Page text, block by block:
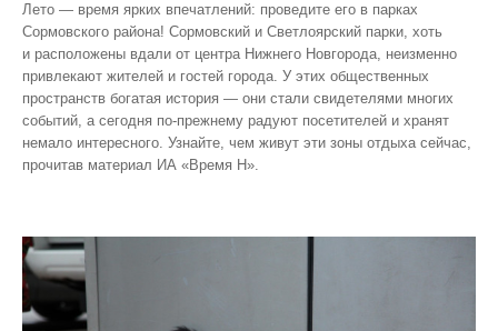
Лето — время ярких впечатлений: проведите его в парках
Сормовского района! Сормовский и Светлоярский парки, хоть
и расположены вдали от центра Нижнего Новгорода, неизменно
привлекают жителей и гостей города. У этих общественных
пространств богатая история — они стали свидетелями многих
событий, а сегодня по‑прежнему радуют посетителей и хранят
немало интересного. Узнайте, чем живут эти зоны отдыха сейчас,
прочитав материал ИА «Время Н».